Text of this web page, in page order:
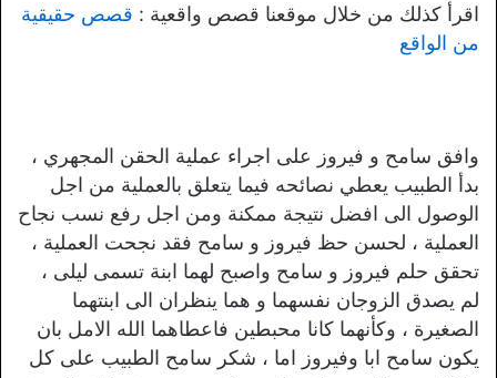
اقرأ كذلك من خلال موقعنا قصص واقعية : قصص حقيقية
من الواقع
وافق سامح و فيروز على اجراء عملية الحقن المجهري ،
بدأ الطبيب يعطي نصائحه فيما يتعلق بالعملية من اجل
الوصول الى افضل نتيجة ممكنة ومن اجل رفع نسب نجاح
العملية ، لحسن حظ فيروز و سامح فقد نجحت العملية ،
تحقق حلم فيروز و سامح واصبح لهما ابنة تسمى ليلى ،
لم يصدق الزوجان نفسهما و هما ينظران الى ابنتهما
الصغيرة ، وكأنهما كانا محبطين فاعطاهما الله الامل بان
يكون سامح ابا وفيروز اما ، شكر سامح الطبيب على كل